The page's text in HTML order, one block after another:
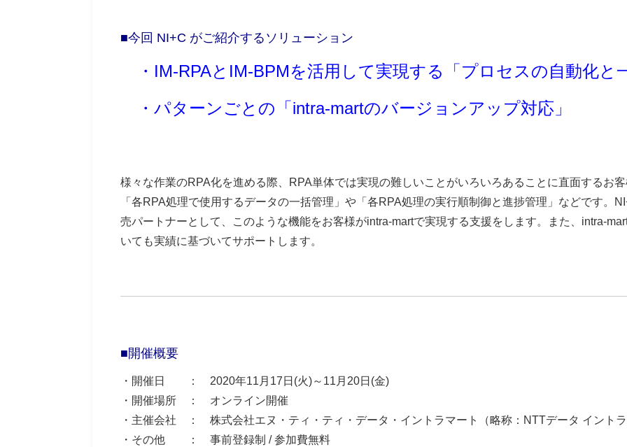
■今回 NI+C がご紹介するソリューション
・IM-RPAとIM-BPMを活用して実現する「プロセスの自動化と
・パターンごとの「intra-martのバージョンアップ対応」
様々な作業のRPA化を進める際、RPA単体では実現の難しいことがいろいろあることに直面するお
「各RPA処理で使用するデータの一括管理」や「各RPA処理の実行順制御と進捗管理」などです。
売パートナーとして、このような機能をお客様がintra-martで実現する支援をします。また、intra-
いても実績に基づいてサポートします。
■開催概要
・開催日 ： 2020年11月17日(火)～11月20日(金)
・開催場所 ： オンライン開催
・主催会社 ： 株式会社エヌ・ティ・ティ・データ・イントラマート（略称：NTTデータ イント
・その他 ： 事前登録制 / 参加費無料